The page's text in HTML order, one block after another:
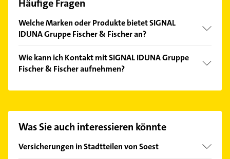
Häufige Fragen
Welche Marken oder Produkte bietet SIGNAL
IDUNA Gruppe Fischer & Fischer an?
Haftpflichtversicherung, Hinterbliebenenschutz und
Unfallversicherung.
Wie kann ich Kontakt mit SIGNAL IDUNA Gruppe
Fischer & Fischer aufnehmen?
Hier finden Sie alleKontaktdaten
Was Sie auch interessieren könnte
Versicherungen in Stadtteilen von Soest